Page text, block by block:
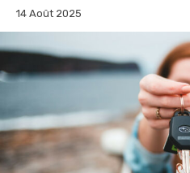
14 Août 2025